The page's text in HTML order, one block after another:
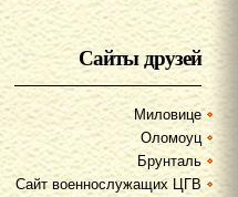
Сайты друзей
Миловице
Оломоуц
Брунталь
Сайт военнослужащих ЦГВ